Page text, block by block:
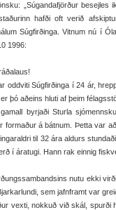
„Súgandafjörður besejles
hafði oft verið
Súgfirðinga. Vitnum nú í
1996:
oddviti Súgfirðinga í 24 ár,
þó aðeins hluti af þeim
byrjaði Sturla
formaður á bátnum. Þetta var
til 32 ára aldurs
í áratugi. Hann rak einnig
nutu ekki
sem jafnframt var
vexti, nokkuð við skál, spurði